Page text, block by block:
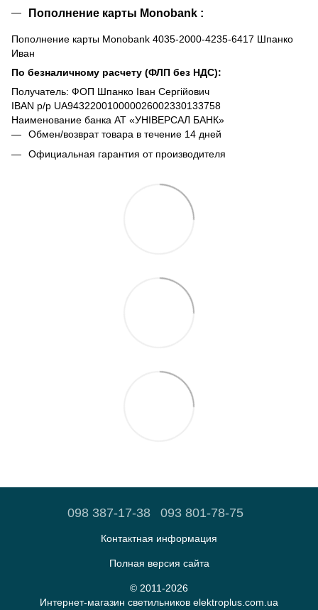
Пополнение карты Monobank :
Пополнение карты Monobank 4035-2000-4235-6417 Шпанко
Иван
По безналичному расчету (ФЛП без НДС):
Получатель: ФОП Шпанко Іван Сергійович
IBAN р/р UA943220010000026002330133758
Наименование банка АТ «УНІВЕРСАЛ БАНК»
Обмен/возврат товара в течение 14 дней
Официальная гарантия от производителя
098 387-17-38 093 801-78-75
Контактная информация
Полная версия сайта
© 2011-2026
Интернет-магазин светильников elektroplus.com.ua